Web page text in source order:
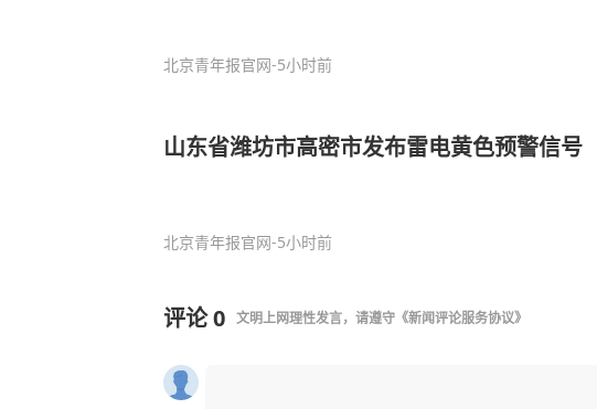
北京青年报官网-5小时前
山东省潍坊市高密市发布雷电黄色预警信号
北京青年报官网-5小时前
评论0 文明上网理性发言，请遵守 《新闻评论服务协议》